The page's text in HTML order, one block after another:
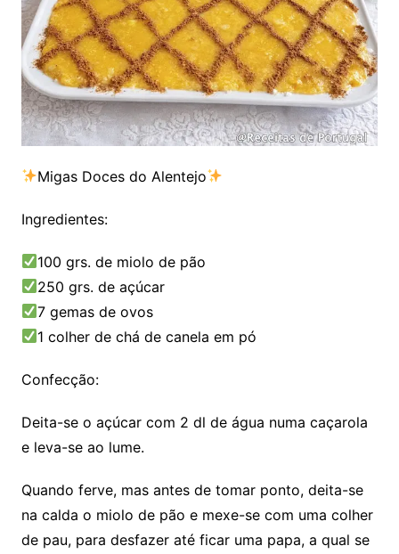
Migas Doces do Alentejo
Ingredientes:
100 grs. de miolo de pão
250 grs. de açúcar
7 gemas de ovos
1 colher de chá de canela em pó
Confecção:
Deita-se o açúcar com 2 dl de água numa caçarola
e leva-se ao lume.
Quando ferve, mas antes de tomar ponto, deita-se
na calda o miolo de pão e mexe-se com uma colher
de pau, para desfazer até ficar uma papa, a qual se